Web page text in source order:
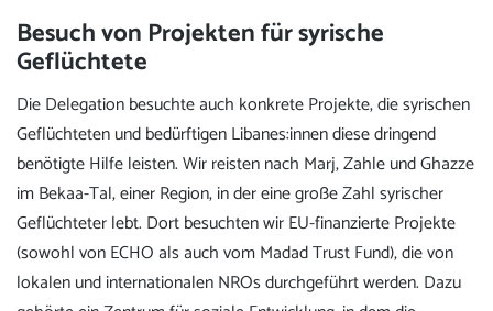
Besuch von Projekten für syrische
Geflüchtete
Die Delegation besuchte auch konkrete Projekte, die syrischen
Geflüchteten und bedürftigen Libanes:innen diese dringend
benötigte Hilfe leisten. Wir reisten nach Marj, Zahle und Ghazze
im Bekaa-Tal, einer Region, in der eine große Zahl syrischer
Geflüchteter lebt. Dort besuchten wir EU-finanzierte Projekte
(sowohl von ECHO als auch vom Madad Trust Fund), die von
lokalen und internationalen NROs durchgeführt werden. Dazu